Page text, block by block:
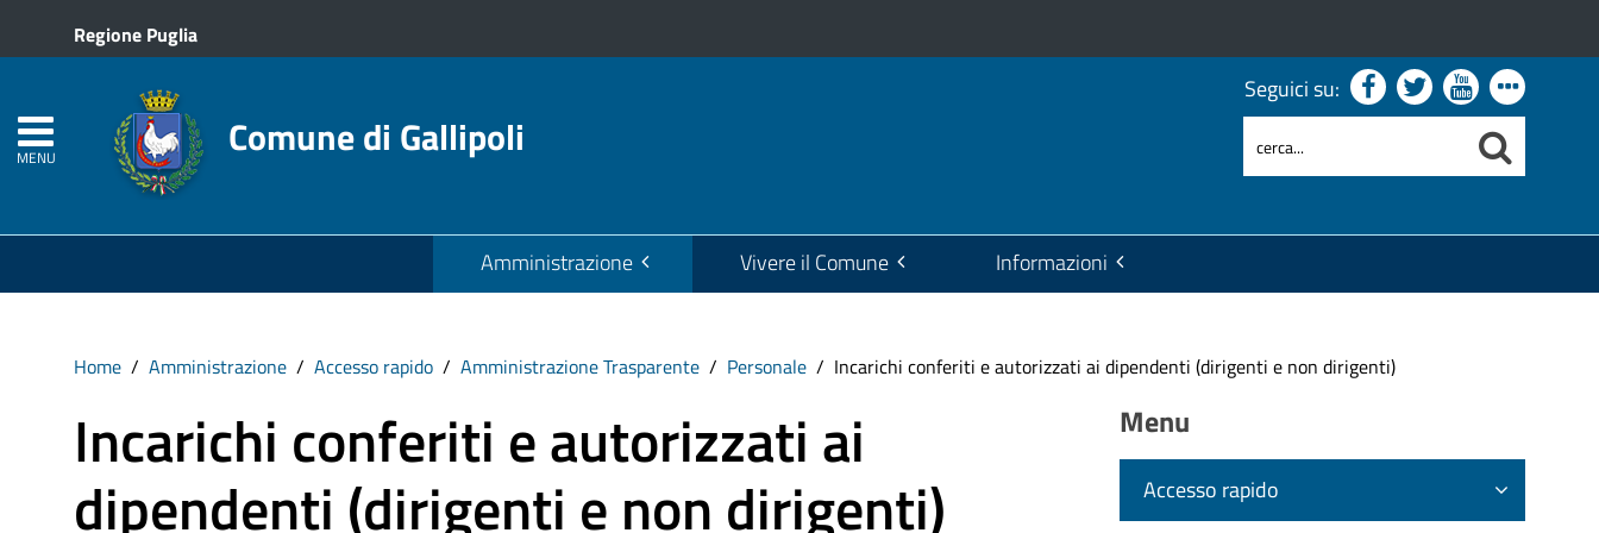
Regione Puglia
MENU Comune di Gallipoli
Seguici su:
Amministrazione Vivere il Comune Informazioni
Home Amministrazione Accesso rapido Amministrazione Trasparente Personale Incarichi conferiti e autorizzati ai dipendenti (dirigenti e non dirigenti)
Incarichi conferiti e autorizzati ai
dipendenti (dirigenti e non dirigenti)
Menu
Accesso rapido